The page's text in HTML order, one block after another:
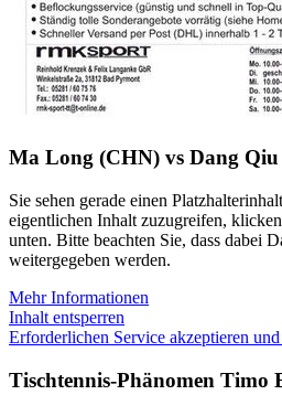
Ma Long (CHN) vs Dang
Sie sehen gerade einen
eigentlichen Inhalt zuzugreifen,
unten. Bitte beachten Sie, dass dabei
weitergegeben werden.
Mehr Informationen
Inhalt entsperren
Erforderlichen Service akzeptieren
Tischtennis-Phänomen Timo